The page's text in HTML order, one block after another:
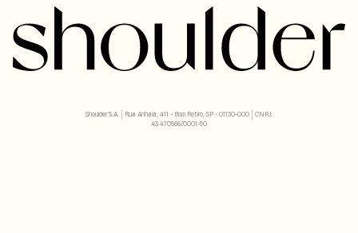
Shoulder S.A. | Rua Anhaia, 411 - Bom Retiro, SP - 01130-000 | CNPJ:
43.470566/0001-90